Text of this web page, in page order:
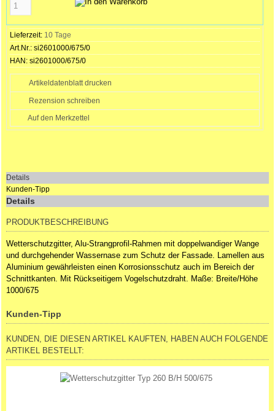
Lieferzeit: 10 Tage
Art.Nr.: si2601000/675/0
HAN: si2601000/675/0
Artikeldatenblatt drucken
Rezension schreiben
Details
Kunden-Tipp
Details
PRODUKTBESCHREIBUNG
Wetterschutzgitter, Alu-Strangprofil-Rahmen mit doppelwandiger Wange
und durchgehender Wassernase zum Schutz der Fassade. Lamellen aus
Aluminium gewährleisten einen Korrosionsschutz auch im Bereich der
Schnittkanten. Mit Rückseitigem Vogelschutzdraht. Maße: Breite/Höhe
1000/675
Kunden-Tipp
KUNDEN, DIE DIESEN ARTIKEL KAUFTEN, HABEN AUCH FOLGENDE
ARTIKEL BESTELLT: